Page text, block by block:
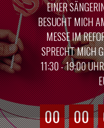
EINER
BESUCHT MICH
MESSE IM
SPRECHT MICH
11:30 - 19:00
00 00